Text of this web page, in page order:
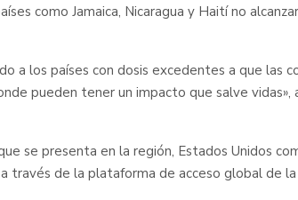
como Jamaica, Nicaragua y Haití no
a los países con dosis excedentes a que las
pueden tener un impacto que salve vidas»,
se presenta en la región, Estados Unidos
través de la plataforma de acceso global de la